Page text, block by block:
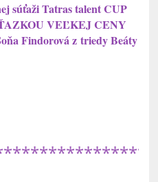
súťaži Tatras talent CUP
VEĽKEJ CENY
Findorová z triedy Beáty